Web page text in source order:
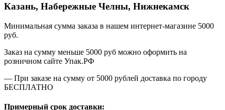
Казань, Набережные Челны, Нижнекамск
Минимальная сумма заказа в нашем интернет-магазине 5000
руб.
Заказ на сумму меньше 5000 руб можно оформить на
розничном сайте Упак.РФ
— При заказе на сумму от 5000 рублей доставка по городу
БЕСПЛАТНО
Примерный срок доставки: